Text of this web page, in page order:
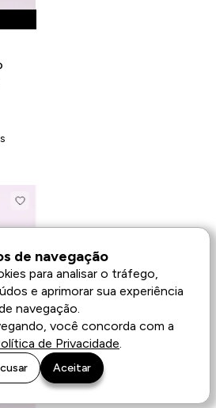
de navegação
para analisar o tráfego,
e aprimorar sua experiência
navegação.
você concorda com a
de Privacidade.
Aceitar